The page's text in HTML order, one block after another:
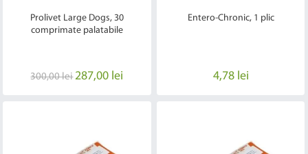
Prolivet Large Dogs, 30
comprimate palatabile
300,00 lei 287,00 lei
Entero-Chronic, 1 plic
4,78 lei